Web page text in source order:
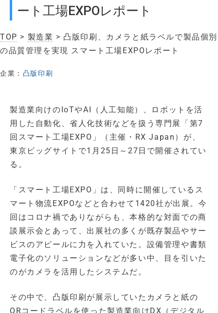
ート工場EXPOレポート
TOP > 製造業 > 凸版印刷、カメラと紙ラベルで製品個別
の品質管理を実現 スマート工場EXPOレポート
企業： 凸版印刷
製造業向けのIoTやAI（人工知能）、ロボットを活
用した自動化、省人化技術などを扱う専門展「第7
回スマート工場EXPO」（主催・RX Japan）が、
東京ビッグサイトで1月25日～27日で開催されてい
る。
「スマート工場EXPO」は、同時に開催しているス
マート物流EXPOなどと合わせて1420社が出展。今
回はコロナ禍でありながらも、本格的な対面での商
談展示会とあって、出展社の多くが既存製品やサー
ビスのアピールに力を入れていた。設備管理や書類
電子化のソリューションなどが多い中、目を引いた
のがカメラを活用したシステムだ。
その中で、凸版印刷が展示していたカメラと紙の
QRコードラベルを使った製造業向けDX（デジタル